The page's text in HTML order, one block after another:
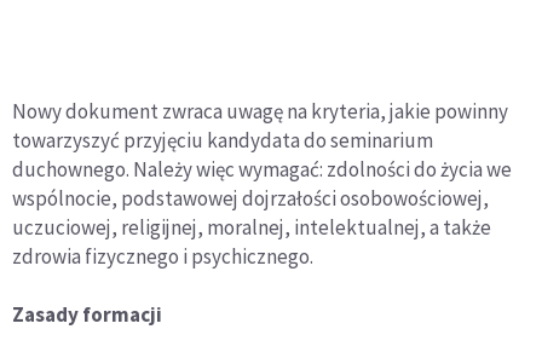
Nowy dokument zwraca uwagę na kryteria, jakie powinny
towarzyszyć przyjęciu kandydata do seminarium
duchownego. Należy więc wymagać: zdolności do życia we
wspólnocie, podstawowej dojrzałości osobowościowej,
uczuciowej, religijnej, moralnej, intelektualnej, a także
zdrowia fizycznego i psychicznego.
Zasady formacji